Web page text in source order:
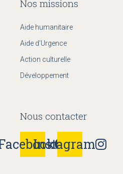
Nos missions
Aide humanitaire
Aide d'Urgence
Action culturelle
Développement
Nous contacter
Instagram